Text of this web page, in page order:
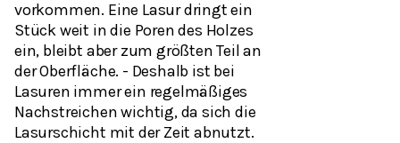
vorkommen. Eine Lasur dringt ein
Stück weit in die Poren des Holzes
ein, bleibt aber zum größten Teil an
der Oberfläche. - Deshalb ist bei
Lasuren immer ein regelmäßiges
Nachstreichen wichtig, da sich die
Lasurschicht mit der Zeit abnutzt.